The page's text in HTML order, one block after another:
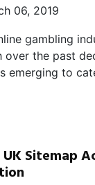
06, 2019
gambling
over the past
emerging to
Sitemap